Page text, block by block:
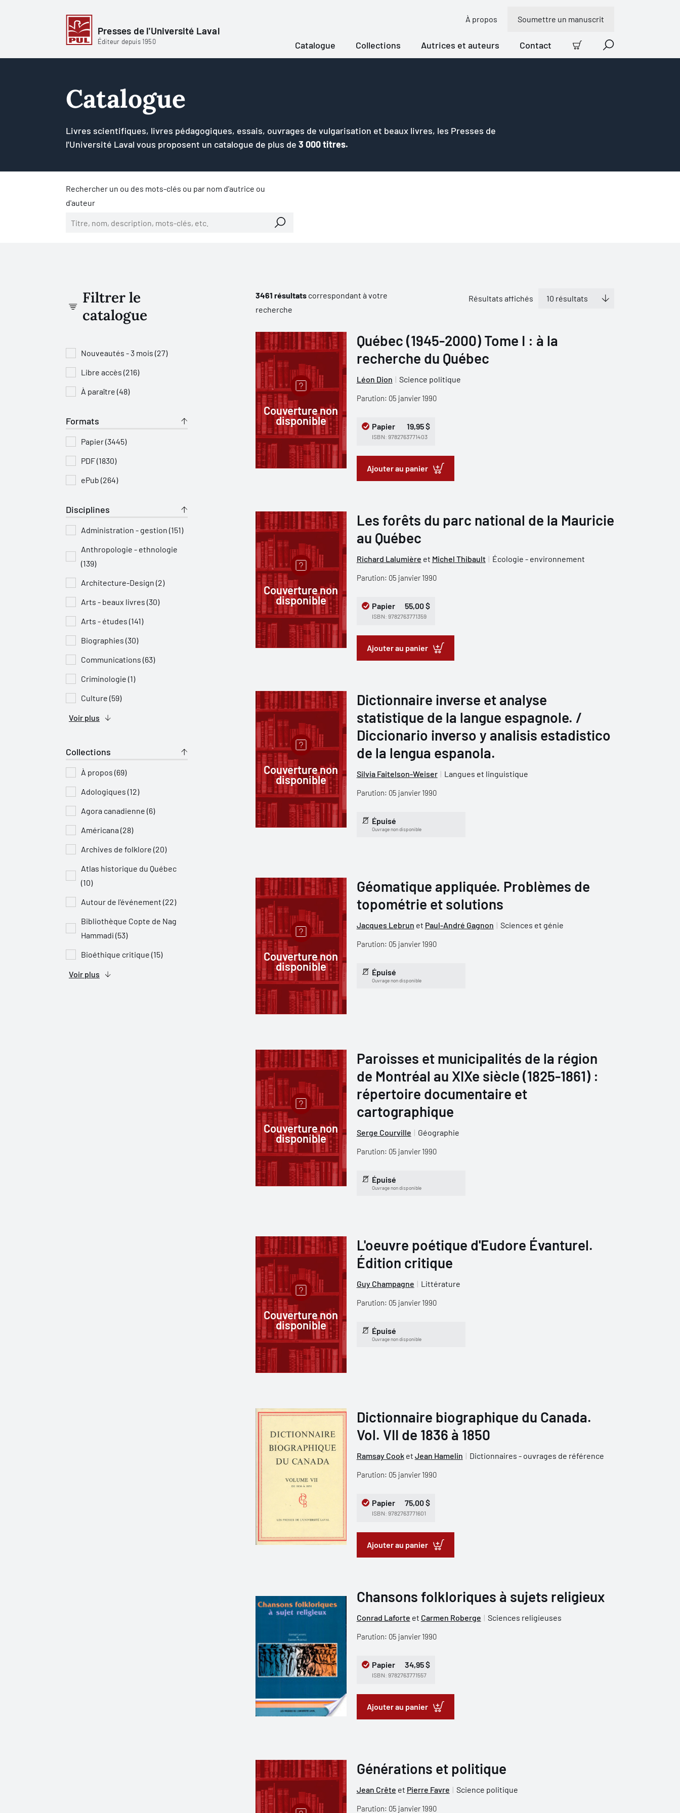
Presses de l'Université Laval
Éditeur depuis 1950
À propos Soumettre un manuscrit
Catalogue Collections Autrices et auteurs Contact
Panier Recherche
Catalogue
Livres scientifiques, livres pédagogiques, essais, ouvrages de vulgarisation et beaux livres, les Presses de
l'Université Laval vous proposent un catalogue de plus de 3 000 titres.
Rechercher un ou des mots-clés ou par nom d'autrice ou
d'auteur
Filtrer le
catalogue
Nouveautés - 3 mois (27)
Libre accès (216)
À paraître (48)
Formats
Papier (3445)
PDF (1830)
ePub (264)
Disciplines
Administration - gestion (151)
Anthropologie - ethnologie
(139)
Architecture-Design (2)
Arts - beaux livres (30)
Arts - études (141)
Biographies (30)
Communications (63)
Criminologie (1)
Culture (59)
Voir plus
Collections
À propos (69)
Adologiques (12)
Agora canadienne (6)
Américana (28)
Archives de folklore (20)
Atlas historique du Québec
(10)
Autour de l'événement (22)
Bibliothèque Copte de Nag
Hammadi (53)
Bioéthique critique (15)
Voir plus
3461 résultatscorrespondant à votre
recherche
Résultats affichés
Couverture non
disponible
Québec (1945-2000) Tome I : à la
recherche du Québec
Léon Dion Science politique
Parution: 05 janvier 1990
Papier 19,95 $
ISBN: 9782763771403
Ajouter au panier
Couverture non
disponible
Les forêts du parc national de la Mauricie
au Québec
Richard Lalumière et Michel Thibault Écologie - environnement
Parution: 05 janvier 1990
Papier 55,00 $
ISBN: 9782763771359
Ajouter au panier
Couverture non
disponible
Dictionnaire inverse et analyse
statistique de la langue espagnole. /
Diccionario inverso y analisis estadistico
de la lengua espanola.
Silvia Faitelson-Weiser Langues et linguistique
Parution: 05 janvier 1990
Épuisé
Ouvrage non disponible
Couverture non
disponible
Géomatique appliquée. Problèmes de
topométrie et solutions
Jacques Lebrun et Paul-André Gagnon Sciences et génie
Parution: 05 janvier 1990
Épuisé
Ouvrage non disponible
Couverture non
disponible
Paroisses et municipalités de la région
de Montréal au XIXe siècle (1825-1861) :
répertoire documentaire et
cartographique
Serge Courville Géographie
Parution: 05 janvier 1990
Épuisé
Ouvrage non disponible
Couverture non
disponible
L'oeuvre poétique d'Eudore Évanturel.
Édition critique
Guy Champagne Littérature
Parution: 05 janvier 1990
Épuisé
Ouvrage non disponible
Dictionnaire biographique du Canada.
Vol. VII de 1836 à 1850
Ramsay Cooket Jean Hamelin Dictionnaires - ouvrages de référence
Parution: 05 janvier 1990
Papier 75,00 $
ISBN: 9782763771601
Ajouter au panier
Chansons folkloriques à sujets religieux
Conrad Laforte et Carmen Roberge Sciences religieuses
Parution: 05 janvier 1990
Papier 34,95 $
ISBN: 9782763771557
Ajouter au panier
Générations et politique
Jean Crête et Pierre Favre Science politique
Parution: 05 janvier 1990